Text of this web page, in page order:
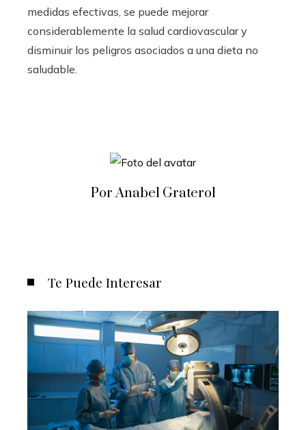
medidas efectivas, se puede mejorar
considerablemente la salud cardiovascular y
disminuir los peligros asociados a una dieta no
saludable.
Por Anabel Graterol
Te Puede Interesar